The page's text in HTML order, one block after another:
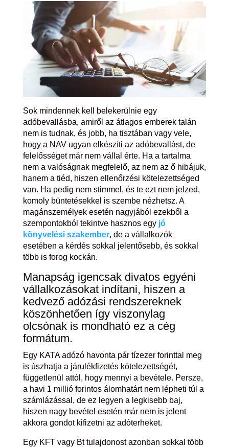
Sok mindennek kell belekerülnie egy
adóbevallásba, amiről az átlagos emberek talán
nem is tudnak, és jobb, ha tisztában vagy vele,
hogy a NAV ugyan elkészíti az adóbevallást, de
felelősséget már nem vállal érte. Ha a tartalma
nem a valóságnak megfelelő, az nem az ő hibájuk,
hanem a tiéd, hiszen ellenőrzési kötelezettséged
van. Ha pedig nem stimmel, és te ezt nem jelzed,
komoly büntetésekkel is szembe nézhetsz. A
magánszemélyek esetén nagyjából ezekből a
szempontokból tekintve hasznos egy jó
könyvelési szakember, de a vállalkozók
esetében a kérdés sokkal jelentősebb, és sokkal
több is forog kockán.
Manapság igencsak divatos egyéni
vállalkozásokat indítani, hiszen a
kedvező adózási rendszereknek
köszönhetően így viszonylag
olcsónak is mondható ez a cég
formátum.
Egy KATA adózó havonta pár tízezer forinttal meg
is úszhatja a járulékfizetés kötelezettségét,
függetlenül attól, hogy mennyi a bevétele. Persze,
a havi 1 millió forintos álomhatárt nem lépheti túl a
számlázással, de ez legyen a legkisebb baj,
hiszen nagy bevétel esetén már nem is jelent
akkora gondot kifizetni az adóterheket.
Egy KFT vagy Bt tulajdonost azonban sokkal több